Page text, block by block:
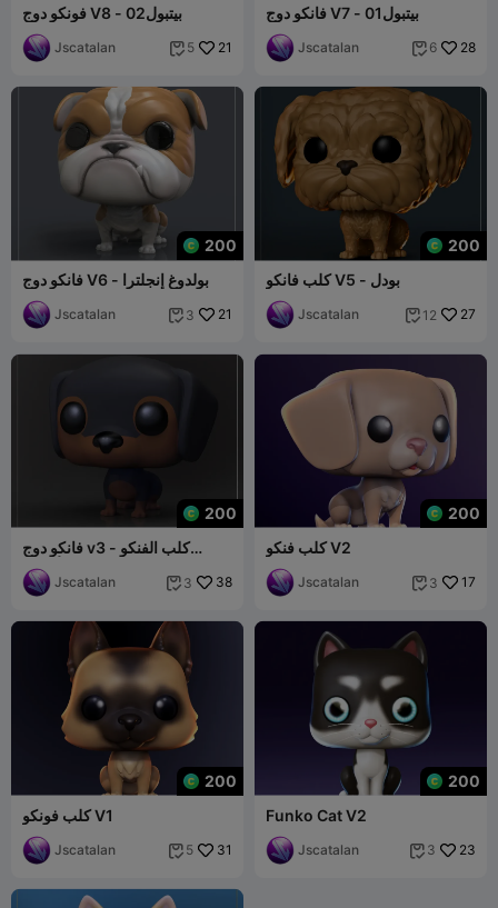
فونكو دوج V8 - بيتبول02
Jscatalan  5 21
فانكو دوج V7 - بيتبول01
Jscatalan  6 28
200
فانكو دوج V6 - بولدوغ إنجلترا
Jscatalan  3 21
200
كلب فانكو V5 - بودل
Jscatalan  12 27
200
فانكو دوج v3 - كلب الفنكو
الألماني
Jscatalan  3 38
200
كلب فنكو V2
Jscatalan  3 17
200
كلب فونكو V1
Jscatalan  5 31
200
Funko Cat V2
Jscatalan  3 23